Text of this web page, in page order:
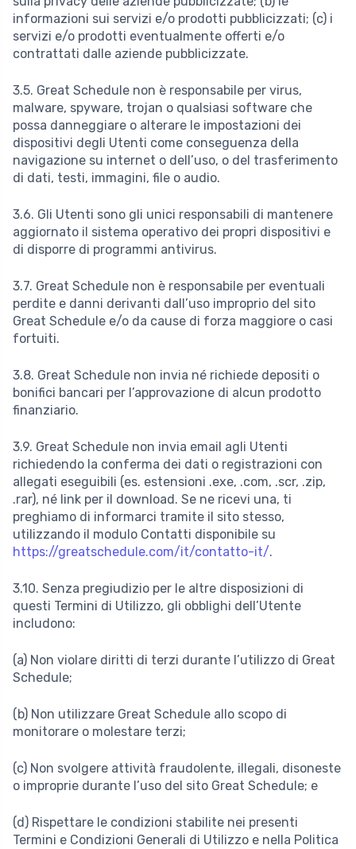
informazioni sui servizi e/o prodotti pubblicizzati; (c) i
servizi e/o prodotti eventualmente offerti e/o
contrattati dalle aziende pubblicizzate.
3.5. Great Schedule non è responsabile per virus,
malware, spyware, trojan o qualsiasi software che
possa danneggiare o alterare le impostazioni dei
dispositivi degli Utenti come conseguenza della
navigazione su internet o dell’uso, o del trasferimento
di dati, testi, immagini, file o audio.
3.6. Gli Utenti sono gli unici responsabili di mantenere
aggiornato il sistema operativo dei propri dispositivi e
di disporre di programmi antivirus.
3.7. Great Schedule non è responsabile per eventuali
perdite e danni derivanti dall’uso improprio del sito
Great Schedule e/o da cause di forza maggiore o casi
fortuiti.
3.8. Great Schedule non invia né richiede depositi o
bonifici bancari per l’approvazione di alcun prodotto
finanziario.
3.9. Great Schedule non invia email agli Utenti
richiedendo la conferma dei dati o registrazioni con
allegati eseguibili (es. estensioni .exe, .com, .scr, .zip,
.rar), né link per il download. Se ne ricevi una, ti
preghiamo di informarci tramite il sito stesso,
utilizzando il modulo Contatti disponibile su
https://greatschedule.com/it/contatto-it/.
3.10. Senza pregiudizio per le altre disposizioni di
questi Termini di Utilizzo, gli obblighi dell’Utente
includono:
(a) Non violare diritti di terzi durante l’utilizzo di Great
Schedule;
(b) Non utilizzare Great Schedule allo scopo di
monitorare o molestare terzi;
(c) Non svolgere attività fraudolente, illegali, disoneste
o improprie durante l’uso del sito Great Schedule; e
(d) Rispettare le condizioni stabilite nei presenti
Termini e Condizioni Generali di Utilizzo e nella Politica